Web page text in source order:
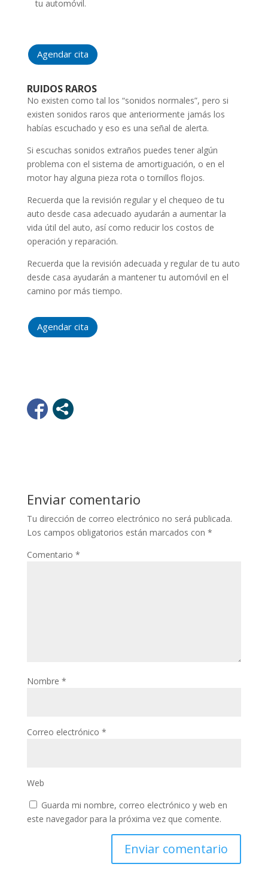
tu automóvil.
Agendar cita
RUIDOS RAROS
No existen como tal los “sonidos normales”, pero si
existen sonidos raros que anteriormente jamás los
habías escuchado y eso es una señal de alerta.
Si escuchas sonidos extraños puedes tener algún
problema con el sistema de amortiguación, o en el
motor hay alguna pieza rota o tornillos flojos.
Recuerda que la revisión regular y el chequeo de tu
auto desde casa adecuado ayudarán a aumentar la
vida útil del auto, así como reducir los costos de
operación y reparación.
Recuerda que la revisión adecuada y regular de tu auto
desde casa ayudarán a mantener tu automóvil en el
camino por más tiempo.
Agendar cita
Enviar comentario
Tu dirección de correo electrónico no será publicada.
Los campos obligatorios están marcados con *
Comentario *
Nombre *
Correo electrónico *
Web
Guarda mi nombre, correo electrónico y web en
este navegador para la próxima vez que comente.